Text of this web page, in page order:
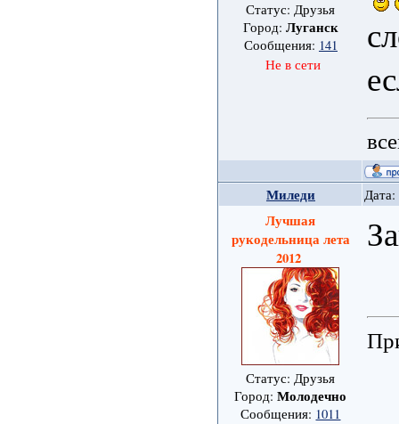
Статус: Друзья
Город: Луганск
Сообщения: 141
Не в сети
Миледи
Лучшая
рукодельница лета
2012
Статус: Друзья
Город:Молодечно
Сообщения: 1011